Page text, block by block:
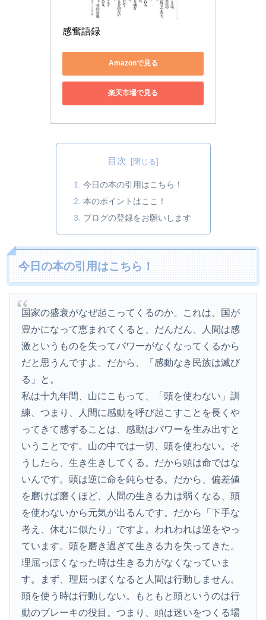
感奮語録
Amazonで見る
楽天市場で見る
目次
今日の本の引用はこちら！
本のポイントはここ！
ブログの登録をお願いします
今日の本の引用はこちら！
国家の盛衰がなぜ起こってくるのか。これは、国が
豊かになって恵まれてくると、だんだん、人間は感
激というものを失ってパワーがなくなってくるから
だと思うんですよ。だから、「感動なき民族は滅び
る」と。
私は十九年間、山にこもって、「頭を使わない」訓
練、つまり、人間に感動を呼び起こすことを長くや
ってきて感ずることは、感動はパワーを生み出すと
いうことです。山の中では一切、頭を使わない。そ
うしたら、生き生きしてくる。だから頭は命ではな
いんです。頭は逆に命を鈍らせる。だから、偏差値
を磨けば磨くほど、人間の生きる力は弱くなる、頭
を使わないから元気が出るんです。だから「下手な
考え、休むに似たり」ですよ。われわれは逆をやっ
ています。頭を磨き過ぎて生きる力を失ってきた。
理屈っぽくなった時は生きる力がなくなっていま
す。まず、理屈っぽくなると人間は行動しません。
頭を使う時は行動しない。もともと頭というのは行
動のブレーキの役目。つまり、頭は迷いをつくる場